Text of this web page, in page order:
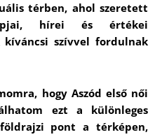
térben, ahol szeretett
hírei és értékei
szívvel fordulnak
hogy Aszód első női
ezt a különleges
pont a térképen,